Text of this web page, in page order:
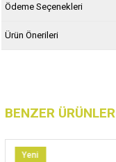
Ödeme Seçenekleri
Ürün Önerileri
BENZER ÜRÜNLER
Yeni